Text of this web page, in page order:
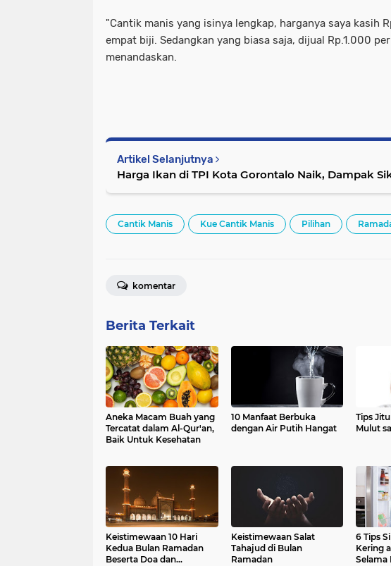
"Cantik manis yang isinya lengkap, harganya saya kasih
empat biji. Sedangkan yang biasa saja, dijual Rp.1.000
menandaskan.
Artikel Selanjutnya
Harga Ikan di TPI Kota Gorontalo Naik, Dampak
Cantik Manis Kue Cantik Manis Pilihan
komentar
Berita Terkait
Aneka Macam Buah yang
Tercatat dalam Al-Qur'an,
Baik Untuk Kesehatan
10 Manfaat Berbuka
dengan Air Putih Hangat
Tips
Mulut
Keistimewaan 10 Hari
Kedua Bulan Ramadan
Beserta Doa dan
Keistimewaan Salat
Tahajud di Bulan
Ramadan
6 Tips
Kering
Selama